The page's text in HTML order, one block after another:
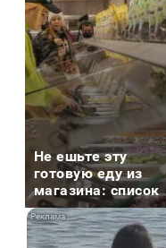
Не ешьте эту
готовую еду из
магазина: список